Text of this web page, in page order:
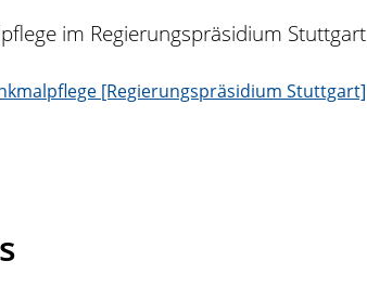
im Regierungspräsidium Stuttgart
[Regierungspräsidium Stuttgart]